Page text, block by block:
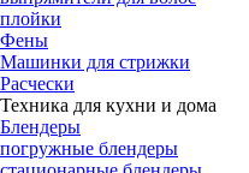
плойки
Фены
Машинки для стрижки
Расчески
Техника для кухни и дома
Блендеры
погружные блендеры